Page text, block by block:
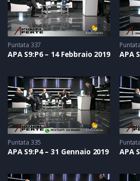
Puntata 337
APA S9:P6 – 14 Febbraio 2019 APA
Puntata 335
APA S9:P4 – 31 Gennaio 2019 APA